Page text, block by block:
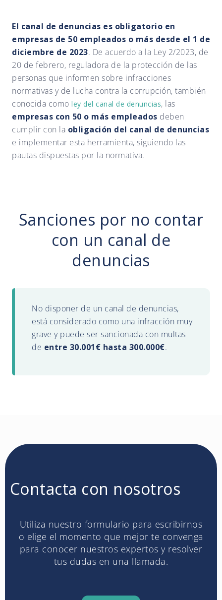
El canal de denuncias es obligatorio en
empresas de 50 empleados o más desde el 1 de
diciembre de 2023. De acuerdo a la Ley 2/2023, de
20 de febrero, reguladora de la protección de las
personas que informen sobre infracciones
normativas y de lucha contra la corrupción, también
conocida como ley del canal de denuncias, las
empresas con 50 o más empleados deben
cumplir con la obligación del canal de denuncias
e implementar esta herramienta, siguiendo las
pautas dispuestas por la normativa.
Sanciones por no contar
con un canal de
denuncias
No disponer de un canal de denuncias,
está considerado como una infracción muy
grave y puede ser sancionada con multas
de entre 30.001€ hasta 300.000€.
Contacta con nosotros
Utiliza nuestro formulario para escribirnos
o elige el momento que mejor te convenga
para conocer nuestros expertos y resolver
tus dudas en una llamada.